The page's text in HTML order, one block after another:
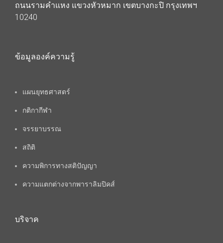
ถนนรามคำแหง แขวงหัวหมาก เขตบางกะปิ กรุงเทพฯ
10240
ข้อมูลองค์ความรู้
แผนยุทธศาสตร์
กติกากีฬา
จรรยาบรรณ
สถิติ
ความพิการทางสติปัญญา
ความแตกต่างจากพาราลิมปิคส์
บริจาค